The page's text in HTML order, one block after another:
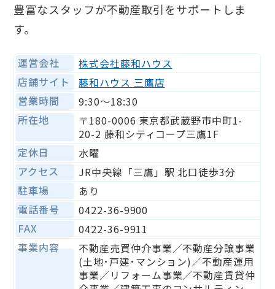
豊富なスタッフが不動産取引をサポートしま
す。
運営会社
株式会社藤和ハウス
店舗サイト
藤和ハウス 三鷹店
営業時間
9:30〜18:30
所在地
〒180-0006 東京都武蔵野市中町1-
20-2 藤和シティコープ三鷹1F
定休日
水曜
アクセス
JR中央線「三鷹」駅 北口徒歩3分
駐車場
あり
電話番号
0422-36-9900
FAX
0422-36-9911
事業内容
不動産売買仲介事業／不動産分譲事業
(土地･戸建･マンション)／不動産運用
事業／リフォーム事業／不動産賃貸仲